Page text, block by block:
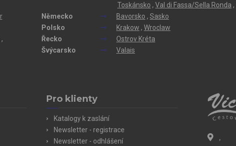
Toskánsko , Val di Fassa/Sella Ronda ,
Německo Bavorsko , Sasko
Polsko Krakow , Wroclaw
,
Řecko
Ostrov Kréta
Švýcarsko
Valais
Pro klienty
Katalogy k zaslání
Newsletter - registrace
Newsletter - odhlášení
,